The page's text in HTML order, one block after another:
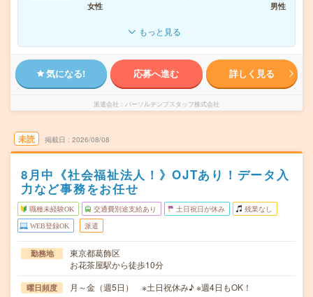
女性
男性
もっと見る
気になる! 応募へ進む 詳しく見る
派遣会社 パーソルテンプスタッフ株式会社
未読 掲載日 2026/08/08
8月中《社会福祉法人！》OJTあり！データ入
力など事務をお任せ
職種未経験OK 交通費別途支給あり 土日祝日が休み 残業なし
WEB登録OK 派遣
勤務地
東京都葛飾区
お花茶屋駅から徒歩10分
曜日頻度 月～金（週5日） ※土日祝休み♪ ※週4日もOK！